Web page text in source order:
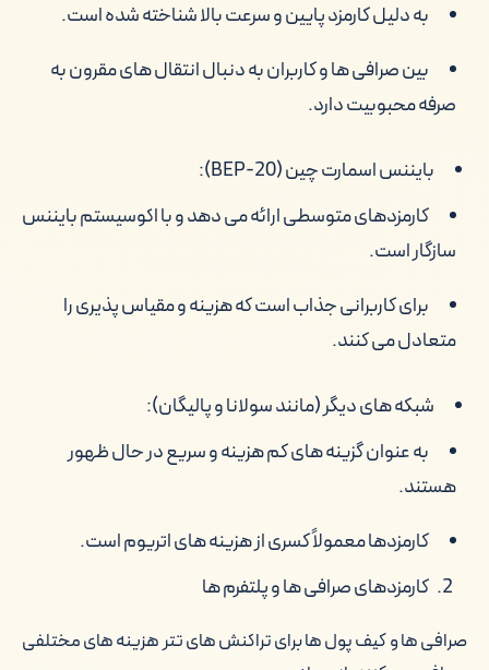
به دلیل کارمزد پایین و سرعت بالا شناخته شده است.
بین صرافی ها و کاربران به دنبال انتقال های مقرون به
صرفه محبوبیت دارد.
بایننس اسمارت چین (BEP-20):
کارمزدهای متوسطی ارائه می دهد و با اکوسیستم بایننس
سازگار است.
برای کاربرانی جذاب است که هزینه و مقیاس پذیری را
متعادل می کنند.
شبکه های دیگر (مانند سولانا و پالیگان):
به عنوان گزینه های کم هزینه و سریع در حال ظهور
هستند.
کارمزدها معمولاً کسری از هزینه های اتریوم است.
کارمزدهای صرافی ها و پلتفرم ها
صرافی ها و کیف پول ها برای تراکنش های تتر هزینه های مختلفی